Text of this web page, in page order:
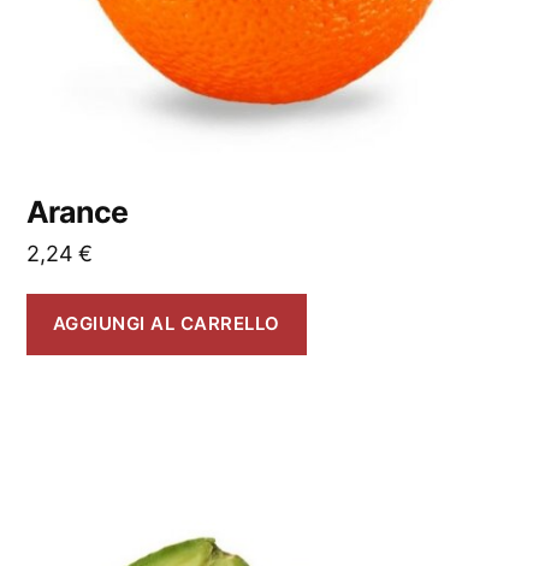
Arance
2,24€
AGGIUNGI AL CARRELLO